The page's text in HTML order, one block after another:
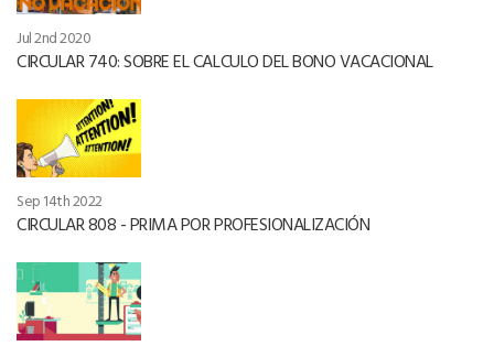
Jul 2nd 2020
CIRCULAR 740: SOBRE EL CALCULO DEL BONO VACACIONAL
Sep 14th 2022
CIRCULAR 808 - PRIMA POR PROFESIONALIZACIÓN